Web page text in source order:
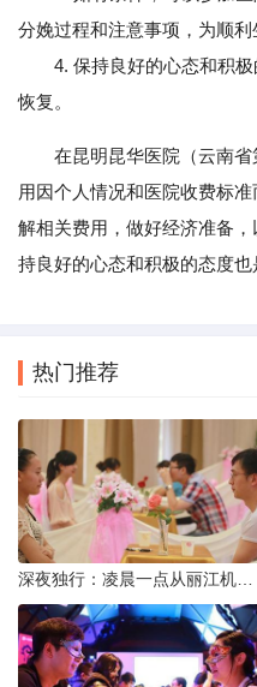
分娩过程和注意事项，为顺利
4. 保持良好的心态和积极
恢复。
在昆明昆华医院（云南
用因个人情况和医院收费标
解相关费用，做好经济准备
持良好的心态和积极的态度也
热门推荐